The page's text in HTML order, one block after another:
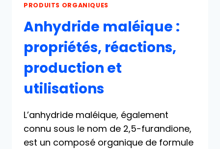
PRODUITS ORGANIQUES
Anhydride maléique :
propriétés, réactions,
production et
utilisations
L’anhydride maléique, également
connu sous le nom de 2,5-furandione,
est un composé organique de formule